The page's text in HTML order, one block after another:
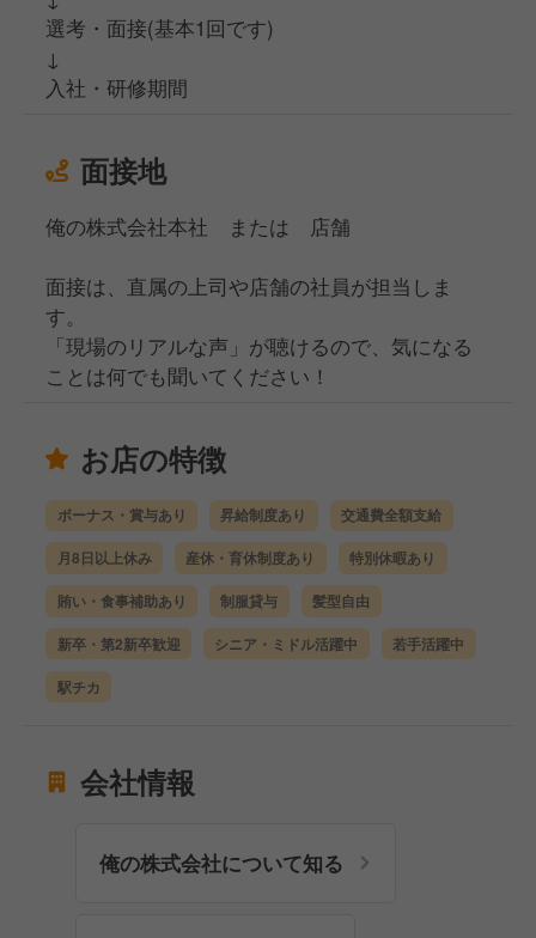
選考・面接(基本1回です)
↓
入社・研修期間
面接地
俺の株式会社本社 または 店舗
面接は、直属の上司や店舗の社員が担当しま
す。
「現場のリアルな声」が聴けるので、気になる
ことは何でも聞いてください！
お店の特徴
ボーナス・賞与あり 昇給制度あり 交通費全額支給
月8日以上休み 産休・育休制度あり 特別休暇あり
賄い・食事補助あり 制服貸与 髪型自由
新卒・第2新卒歓迎 シニア・ミドル活躍中 若手活躍中
駅チカ
会社情報
俺の株式会社について知る